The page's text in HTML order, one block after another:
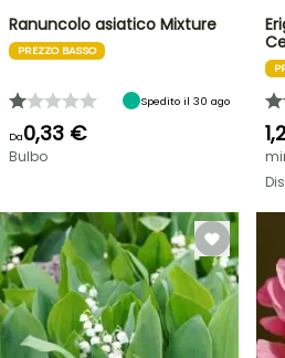
VENDITA
FLASH
FINO
AL
30%
DI
Ranuncolo asiatico Mixture
PREZZO BASSO
Spedito il 30 ago
Da0,33 €
Bulbo